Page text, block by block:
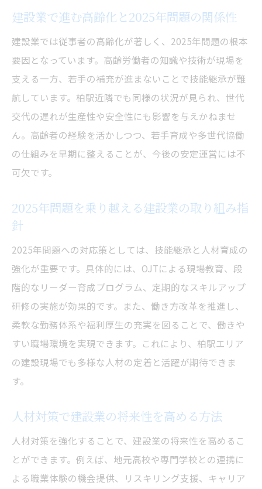
建設業で進む高齢化と2025年問題の関係性
建設業では従事者の高齢化が著しく、2025年問題の根本
要因となっています。高齢労働者の知識や技術が現場を
支える一方、若手の補充が進まないことで技能継承が難
航しています。柏駅近隣でも同様の状況が見られ、世代
交代の遅れが生産性や安全性にも影響を与えかねませ
ん。高齢者の経験を活かしつつ、若手育成や多世代協働
の仕組みを早期に整えることが、今後の安定運営には不
可欠です。
2025年問題を乗り越える建設業の取り組み指
針
2025年問題への対応策としては、技能継承と人材育成の
強化が重要です。具体的には、OJTによる現場教育、段
階的なリーダー育成プログラム、定期的なスキルアップ
研修の実施が効果的です。また、働き方改革を推進し、
柔軟な勤務体系や福利厚生の充実を図ることで、働きや
すい職場環境を実現できます。これにより、柏駅エリア
の建設現場でも多様な人材の定着と活躍が期待できま
す。
人材対策で建設業の将来性を高める方法
人材対策を強化することで、建設業の将来性を高めるこ
とができます。例えば、地元高校や専門学校との連携に
よる職業体験の機会提供、リスキリング支援、キャリア